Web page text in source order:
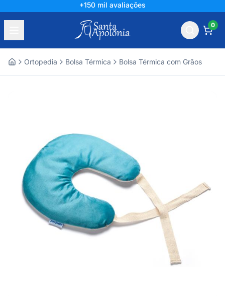
+150 mil avaliações
0
Ortopedia Bolsa Térmica Bolsa Térmica com Grãos